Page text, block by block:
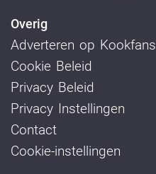
Overig
Adverteren op Kookfans
Cookie Beleid
Privacy Beleid
Privacy Instellingen
Contact
Cookie-instellingen